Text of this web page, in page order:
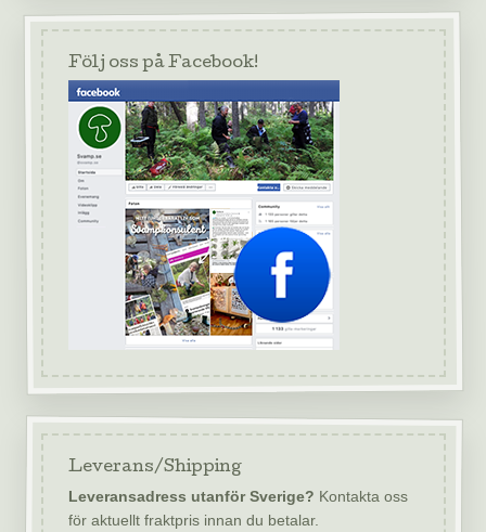
Följ oss på Facebook!
Leverans/Shipping
Leveransadress utanför Sverige? Kontakta oss
för aktuellt fraktpris innan du betalar.